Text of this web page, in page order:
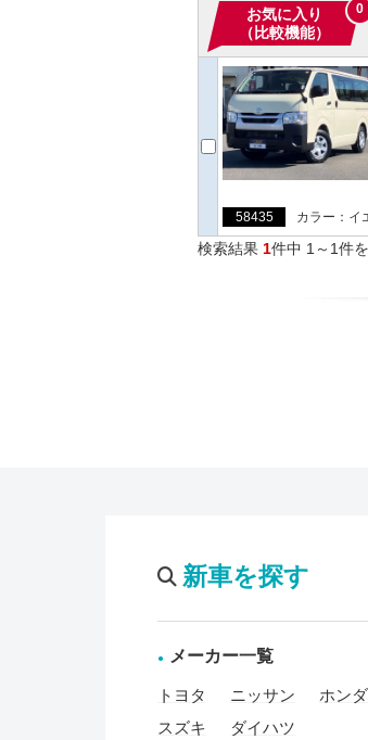
お気に入り
（比較機能）
0
58435
カラー：イ
検索結果 1件中 1～1件
新車を探す
メーカー一覧
トヨタ ニッサン ホンダ
スズキ
ダイハツ